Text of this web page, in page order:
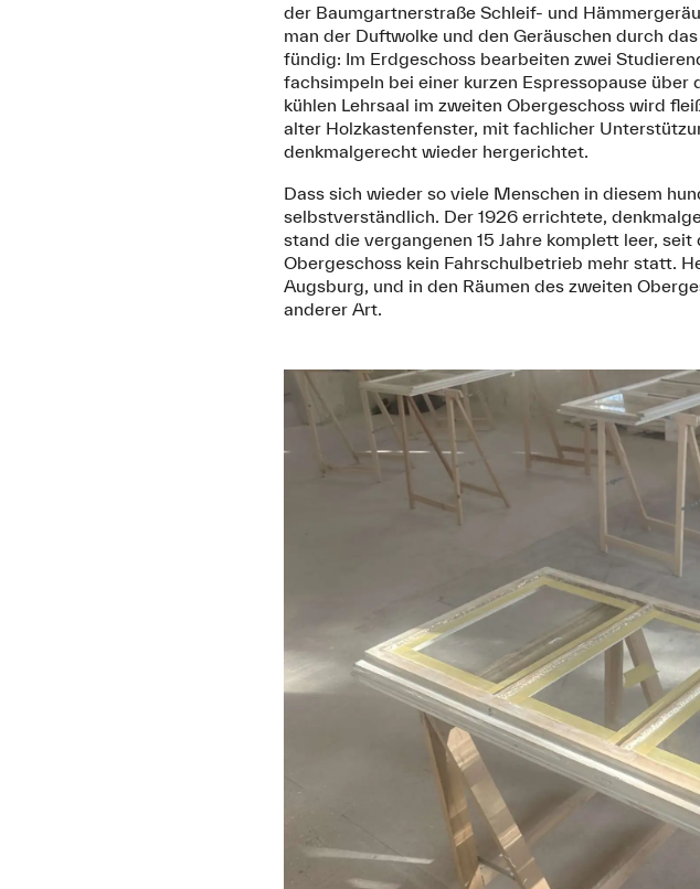
der Baumgartnerstraße Schleif- und
man der Duftwolke und den Geräuschen durch
fündig: Im Erdgeschoss bearbeiten zwei
fachsimpeln bei einer kurzen Espressopause
kühlen Lehrsaal im zweiten Obergeschoss wird
alter Holzkastenfenster, mit fachlicher
denkmalgerecht wieder hergerichtet.
Dass sich wieder so viele Menschen in diesem
selbstverständlich. Der 1926 errichtete,
stand die vergangenen 15 Jahre komplett leer,
Obergeschoss kein Fahrschulbetrieb mehr statt.
Augsburg, und in den Räumen des zweiten
anderer Art.